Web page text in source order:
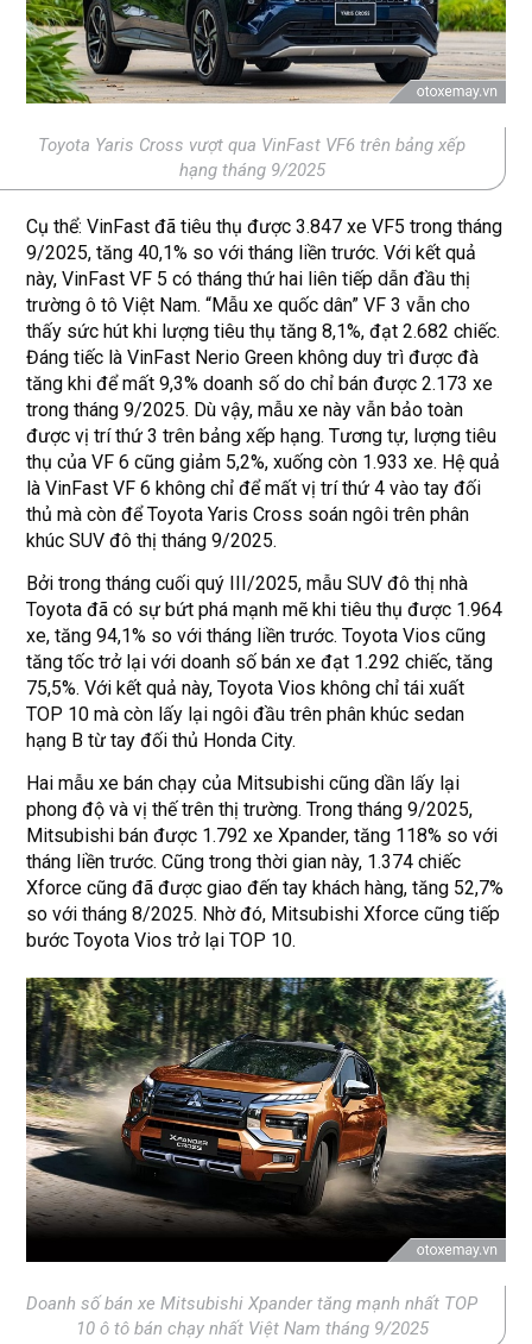
Toyota Yaris Cross vượt qua VinFast VF6 trên bảng xếp
hạng tháng 9/2025
Cụ thể: VinFast đã tiêu thụ được 3.847 xe VF5 trong tháng
9/2025, tăng 40,1% so với tháng liền trước. Với kết quả
này, VinFast VF 5 có tháng thứ hai liên tiếp dẫn đầu thị
trường ô tô Việt Nam. “Mẫu xe quốc dân” VF 3 vẫn cho
thấy sức hút khi lượng tiêu thụ tăng 8,1%, đạt 2.682 chiếc.
Đáng tiếc là VinFast Nerio Green không duy trì được đà
tăng khi để mất 9,3% doanh số do chỉ bán được 2.173 xe
trong tháng 9/2025. Dù vậy, mẫu xe này vẫn bảo toàn
được vị trí thứ 3 trên bảng xếp hạng. Tương tự, lượng tiêu
thụ của VF 6 cũng giảm 5,2%, xuống còn 1.933 xe. Hệ quả
là VinFast VF 6 không chỉ để mất vị trí thứ 4 vào tay đối
thủ mà còn để Toyota Yaris Cross soán ngôi trên phân
khúc SUV đô thị tháng 9/2025.
Bởi trong tháng cuối quý III/2025, mẫu SUV đô thị nhà
Toyota đã có sự bứt phá mạnh mẽ khi tiêu thụ được 1.964
xe, tăng 94,1% so với tháng liền trước. Toyota Vios cũng
tăng tốc trở lại với doanh số bán xe đạt 1.292 chiếc, tăng
75,5%. Với kết quả này, Toyota Vios không chỉ tái xuất
TOP 10 mà còn lấy lại ngôi đầu trên phân khúc sedan
hạng B từ tay đối thủ Honda City.
Hai mẫu xe bán chạy của Mitsubishi cũng dần lấy lại
phong độ và vị thế trên thị trường. Trong tháng 9/2025,
Mitsubishi bán được 1.792 xe Xpander, tăng 118% so với
tháng liền trước. Cũng trong thời gian này, 1.374 chiếc
Xforce cũng đã được giao đến tay khách hàng, tăng 52,7%
so với tháng 8/2025. Nhờ đó, Mitsubishi Xforce cũng tiếp
bước Toyota Vios trở lại TOP 10.
Doanh số bán xe Mitsubishi Xpander tăng mạnh nhất TOP
10 ô tô bán chạy nhất Việt Nam tháng 9/2025